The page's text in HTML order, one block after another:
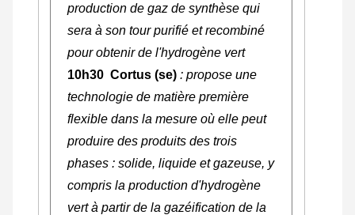
production de gaz de synthèse qui
sera à son tour purifié et recombiné
pour obtenir de l'hydrogène vert
10h30 Cortus (se) : propose une
technologie de matière première
flexible dans la mesure où elle peut
produire des produits des trois
phases : solide, liquide et gazeuse, y
compris la production d'hydrogène
vert à partir de la gazéification de la